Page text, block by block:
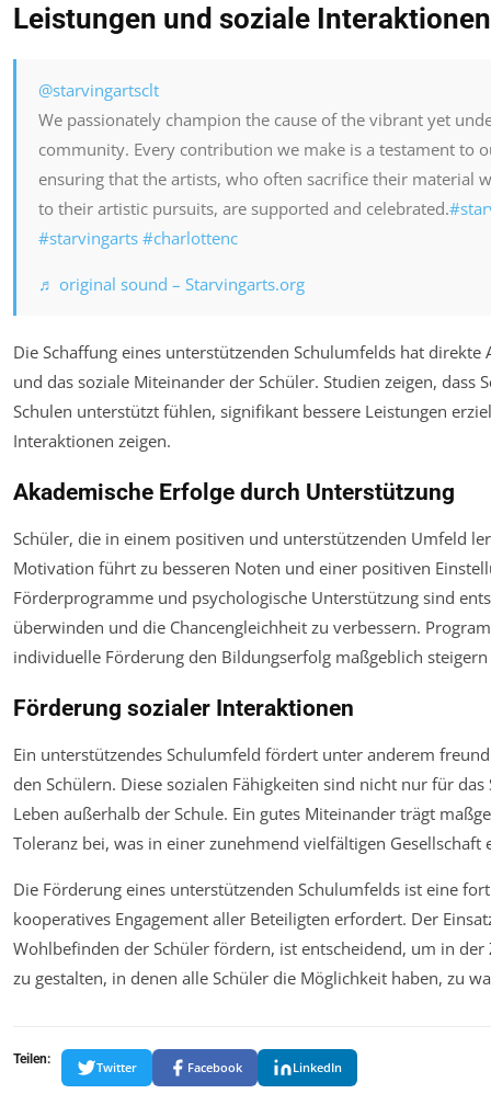
Leistungen und soziale Interaktionen
@starvingartsclt
We passionately champion the cause of the vibrant yet
community. Every contribution we make is a testament to
ensuring that the artists, who often sacrifice their material
to their artistic pursuits, are supported and celebrated.
#starvingarts #charlottenc
♬ original sound – Starvingarts.org
Die Schaffung eines unterstützenden Schulumfelds hat
und das soziale Miteinander der Schüler. Studien zeigen, dass
Schulen unterstützt fühlen, signifikant bessere Leistungen
Interaktionen zeigen.
Akademische Erfolge durch Unterstützung
Schüler, die in einem positiven und unterstützenden Umfeld
Motivation führt zu besseren Noten und einer positiven
Förderprogramme und psychologische Unterstützung sind
überwinden und die Chancengleichheit zu verbessern.
individuelle Förderung den Bildungserfolg maßgeblich
Förderung sozialer Interaktionen
Ein unterstützendes Schulumfeld fördert unter anderem
den Schülern. Diese sozialen Fähigkeiten sind nicht nur für
Leben außerhalb der Schule. Ein gutes Miteinander trägt
Toleranz bei, was in einer zunehmend vielfältigen Gesellschaft
Die Förderung eines unterstützenden Schulumfelds ist eine
kooperatives Engagement aller Beteiligten erfordert. Der
Wohlbefinden der Schüler fördern, ist entscheidend, um in
zu gestalten, in denen alle Schüler die Möglichkeit haben, zu
Teilen:
Twitter Facebook LinkedIn